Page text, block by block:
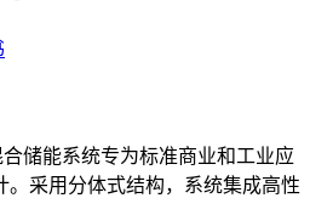
合储能系统专为标准商业和工业应
。采用分体式结构，系统集成高性